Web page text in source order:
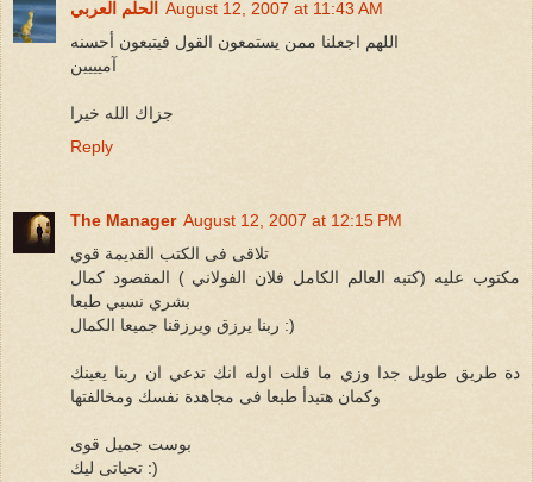
الحلم العربي
August 12, 2007 at 11:43 AM
اللهم اجعلنا ممن يستمعون القول فيتبعون أحسنه
آميييين
جزاك الله خيرا
Reply
The Manager August 12, 2007 at 12:15 PM
تلاقى فى الكتب القديمة قوي
مكتوب عليه (كتبه العالم الكامل فلان الفولاني ) المقصود كمال
بشري نسبي طبعا
ربنا يرزق ويرزقنا جميعا الكمال :)
دة طريق طويل جدا وزي ما قلت اوله انك تدعي ان ربنا يعينك
وكمان هتبدأ طبعا فى مجاهدة نفسك ومخالفتها
بوست جميل قوى
تحياتى ليك :)